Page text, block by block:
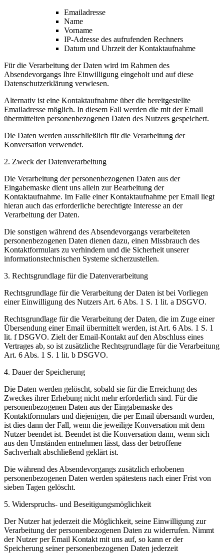
Emailadresse
Name
Vorname
IP-Adresse des aufrufenden Rechners
Datum und Uhrzeit der Kontaktaufnahme
Für die Verarbeitung der Daten wird im Rahmen des
Absendevorgangs Ihre Einwilligung eingeholt und auf diese
Datenschutzerklärung verwiesen.
Alternativ ist eine Kontaktaufnahme über die bereitgestellte
Emailadresse möglich. In diesem Fall werden die mit der Email
übermittelten personenbezogenen Daten des Nutzers gespeichert.
Die Daten werden ausschließlich für die Verarbeitung der
Konversation verwendet.
2. Zweck der Datenverarbeitung
Die Verarbeitung der personenbezogenen Daten aus der
Eingabemaske dient uns allein zur Bearbeitung der
Kontaktaufnahme. Im Falle einer Kontaktaufnahme per Email liegt
hieran auch das erforderliche berechtigte Interesse an der
Verarbeitung der Daten.
Die sonstigen während des Absendevorgangs verarbeiteten
personenbezogenen Daten dienen dazu, einen Missbrauch des
Kontaktformulars zu verhindern und die Sicherheit unserer
informationstechnischen Systeme sicherzustellen.
3. Rechtsgrundlage für die Datenverarbeitung
Rechtsgrundlage für die Verarbeitung der Daten ist bei Vorliegen
einer Einwilligung des Nutzers Art. 6 Abs. 1 S. 1 lit. a DSGVO.
Rechtsgrundlage für die Verarbeitung der Daten, die im Zuge einer
Übersendung einer Email übermittelt werden, ist Art. 6 Abs. 1 S. 1
lit. f DSGVO. Zielt der Email-Kontakt auf den Abschluss eines
Vertrages ab, so ist zusätzliche Rechtsgrundlage für die Verarbeitung
Art. 6 Abs. 1 S. 1 lit. b DSGVO.
4. Dauer der Speicherung
Die Daten werden gelöscht, sobald sie für die Erreichung des
Zweckes ihrer Erhebung nicht mehr erforderlich sind. Für die
personenbezogenen Daten aus der Eingabemaske des
Kontaktformulars und diejenigen, die per Email übersandt wurden,
ist dies dann der Fall, wenn die jeweilige Konversation mit dem
Nutzer beendet ist. Beendet ist die Konversation dann, wenn sich
aus den Umständen entnehmen lässt, dass der betroffene
Sachverhalt abschließend geklärt ist.
Die während des Absendevorgangs zusätzlich erhobenen
personenbezogenen Daten werden spätestens nach einer Frist von
sieben Tagen gelöscht.
5. Widerspruchs- und Beseitigungsmöglichkeit
Der Nutzer hat jederzeit die Möglichkeit, seine Einwilligung zur
Verarbeitung der personenbezogenen Daten zu widerrufen. Nimmt
der Nutzer per Email Kontakt mit uns auf, so kann er der
Speicherung seiner personenbezogenen Daten jederzeit